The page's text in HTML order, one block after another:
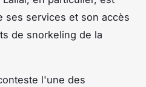
ses services et son accès
de snorkeling de la
l'une des